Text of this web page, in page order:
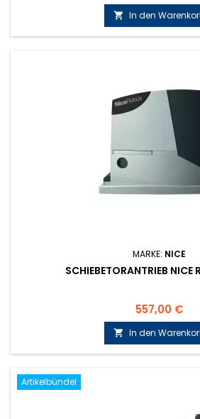
 In den
MARKE: NICE
SCHIEBETORANTRIEB
Preis
557,00 €
 In den
Artikelbündel